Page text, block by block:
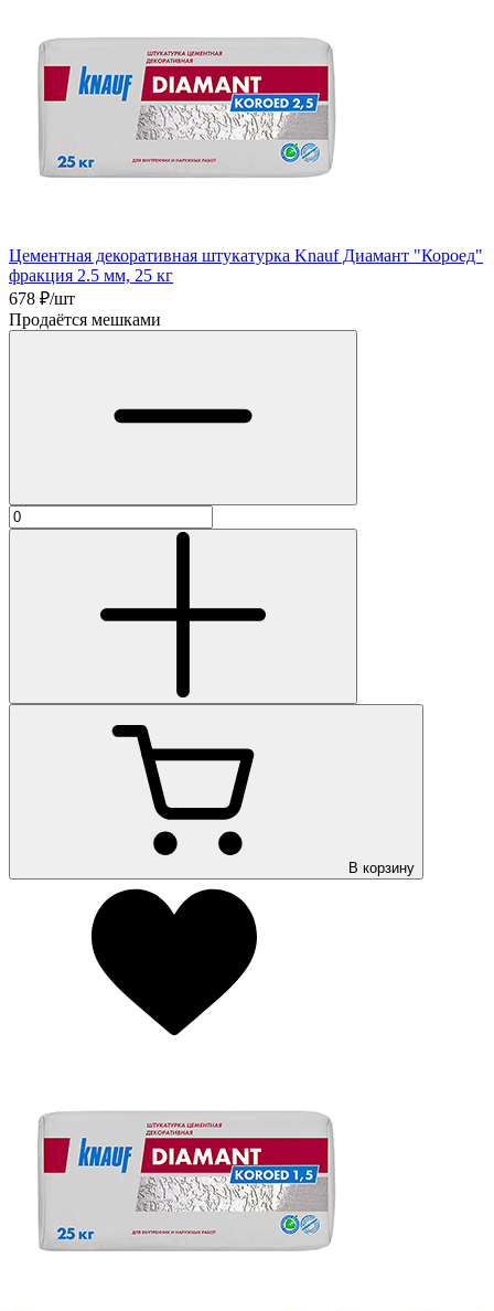
Цементная декоративная штукатурка Knauf Диамант "Короед"
фракция 2.5 мм, 25 кг
678 ₽/шт
Продаётся мешками
В корзину